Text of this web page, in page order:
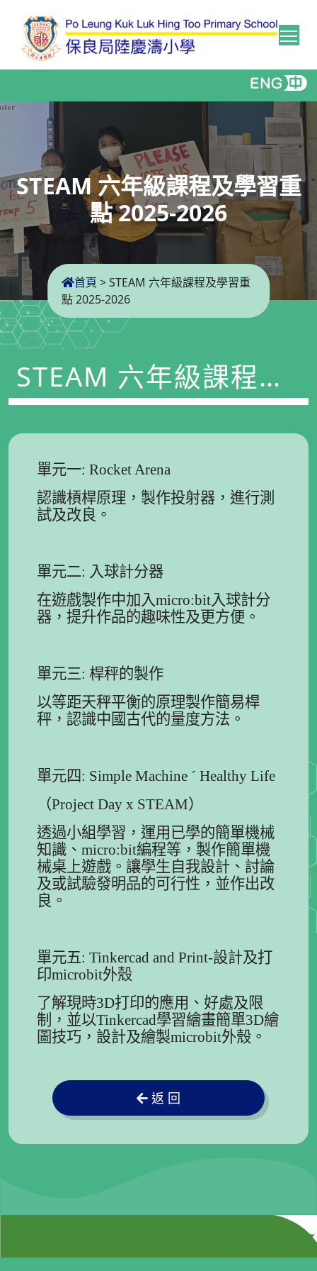
STEAM 六年級課程及學習重
點 2025-2026
首頁 >STEAM 六年級課程及學習重
點 2025-2026
STEAM 六年級課程及
學習重點 2025-2026
單元一: Rocket Arena
認識槓桿原理，製作投射器，進行測
試及改良。
單元二: 入球計分器
在遊戲製作中加入micro:bit入球計分
器，提升作品的趣味性及更方便。
單元三: 桿秤的製作
以等距天秤平衡的原理製作簡易桿
秤，認識中國古代的量度方法。
單元四: Simple Machine ´ Healthy Life
（Project Day x STEAM）
透過小組學習，運用已學的簡單機械
知識、micro:bit編程等，製作簡單機
械桌上遊戲。讓學生自我設計、討論
及或試驗發明品的可行性，並作出改
良。
單元五: Tinkercad and Print-設計及打
印microbit外殼
了解現時3D打印的應用、好處及限
制，並以Tinkercad學習繪畫簡單3D繪
圖技巧，設計及繪製microbit外殼。
返 回